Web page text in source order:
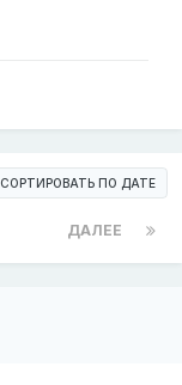
СОРТИРОВАТЬ ПО ДАТЕ
ДАЛЕЕ